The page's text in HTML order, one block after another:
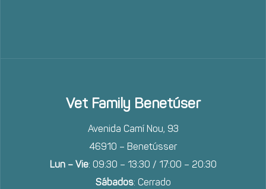
Vet Family Benetúser
Avenida Camí Nou, 93
46910 – Benetússer
Lun – Vie: 09:30 – 13:30 / 17:00 – 20:30
Sábados: Cerrado